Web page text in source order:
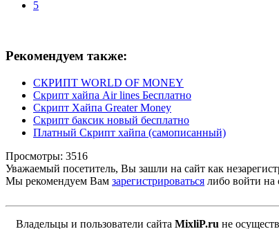
5
Рекомендуем также:
СКРИПТ WORLD OF MONEY
Скрипт хайпа Air lines Бесплатно
Скрипт Хайпа Greater Money
Скрипт баксик новый бесплатно
Платный Скрипт хайпа (самописанный)
Просмотры: 3516
Уважаемый посетитель, Вы зашли на сайт как
Мы рекомендуем Вам зарегистрироваться либо войти на
Владельцы и пользователи сайта MixliP.ru не